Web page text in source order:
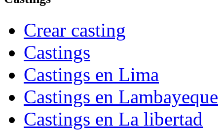
Crear casting
Castings
Castings en Lima
Castings en Lambayeque
Castings en La libertad